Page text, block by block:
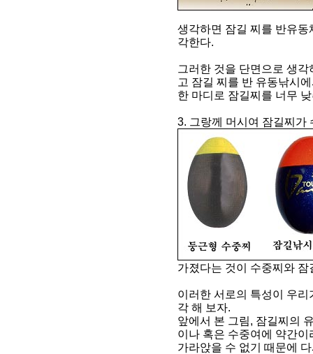
생각하면 잠길 찌를 반유
각한다.
그러한 것을 단면으로 생
고 잠길 찌를 반 유동낚시
한 마디로 잠길찌를 너무
3. 그랑께 머시여 잠길찌가
가졌다는 것이 수중찌와
이러한 서로의 특성이 우
각 해 보자.
앞에서 본 그림, 잠길찌의
이나 혹은 수중여에 약간
가라앉을 수 없기 때문에